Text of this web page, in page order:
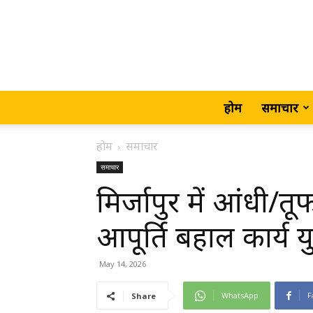
होम समाचार
होम समाचार
समाचार
मिर्जापुर में आंधी/
आपूर्ति बहाल कार्य
May 14, 2026
Share WhatsApp